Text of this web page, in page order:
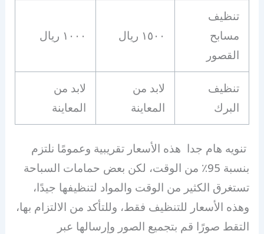
تنظيف
مسابح
القصور
١٥٠٠ ريال ١٠٠٠ ريال
تنظيف
البرك
لابد من
المعاينة
لابد من
المعاينة
تنويه هام جدا هذه الأسعار تقريبية وعمومًا نلتزم
بنسبة 95٪ من الوقت، لكن بعض حمامات السباحة
تستغرق الكثير من الوقت والمواد لتنظيفها جيدًا،
وهذه الأسعار للتنظيف فقط، وللتأكد من الالتزام بها،
التقط صورًا قم بتجميع الصور وإرسالها عبر